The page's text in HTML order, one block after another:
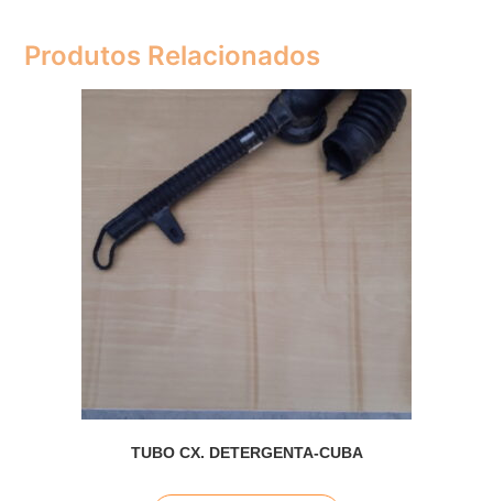
Produtos Relacionados
TUBO CX. DETERGENTA-CUBA